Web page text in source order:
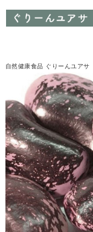
自然健康食品 ぐりーんユアサ